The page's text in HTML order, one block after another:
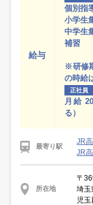
給与
個別
小学生
中学生
補習
※研修
の時給
正社員
月給
る）
最寄り駅
JR
JR
所在地
〒
埼玉
児